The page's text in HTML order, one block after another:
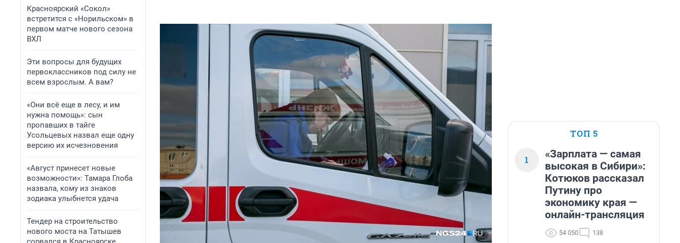
Красноярский «Сокол»
встретится с «Норильском» в
первом матче нового сезона
ВХЛ
Эти вопросы для будущих
первоклассников под силу не
всем взрослым. А вам?
«Они всё еще в лесу, и им
нужна помощь»: сын
пропавших в тайге
Усольцевых назвал еще одну
версию их исчезновения
«Август принесет новые
возможности»: Тамара Глоба
назвала, кому из знаков
зодиака улыбнется удача
Тендер на строительство
нового моста на Татышев
ТОП 5
1
«Зарплата — самая
высокая в Сибири»:
Котюков рассказал
Путину про
экономику края —
онлайн-трансляция
54 050 138